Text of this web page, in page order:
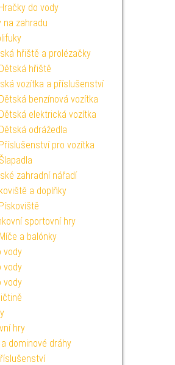
Hračky do vody
na zahradu
hřiště a prolézačky
Dětská hřiště
vozítka a příslušenství
Dětská benzínová vozítka
Dětská elektrická vozítka
Dětská odrážedla
Příslušenství pro vozítka
Šlapadla
zahradní nářadí
a doplňky
Pískoviště
sportovní hry
Míče a balónky
vody
vody
vody
hry
dominové dráhy